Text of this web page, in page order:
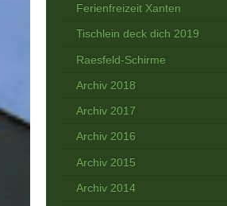
Ferienfreizeit Xanten
Tischlein deck dich 2019
Raesfeld-Schirme
Archiv 2018
Archiv 2017
Archiv 2016
Archiv 2015
Archiv 2014